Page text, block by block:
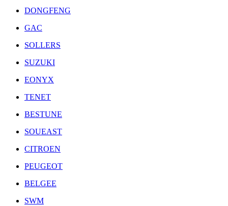
DONGFENG
GAC
SOLLERS
SUZUKI
EONYX
TENET
BESTUNE
SOUEAST
CITROEN
PEUGEOT
BELGEE
SWM